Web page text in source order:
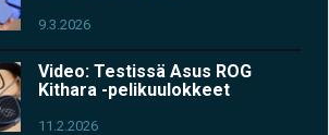
9.3.2026
Video: Testissä Asus ROG
Kithara -pelikuulokkeet
11.2.2026